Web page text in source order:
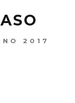
2017